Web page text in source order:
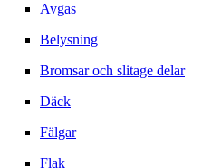
Avgas
Belysning
Bromsar och slitage delar
Däck
Fälgar
Flak